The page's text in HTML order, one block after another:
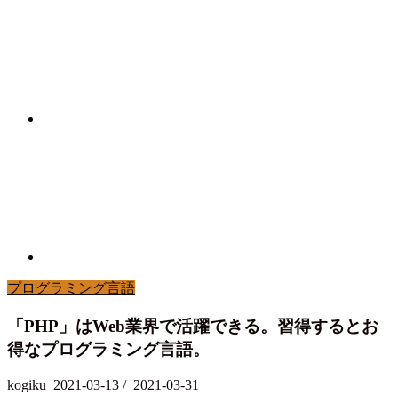
プログラミング言語
「PHP」はWeb業界で活躍できる。習得するとお
得なプログラミング言語。
kogiku 2021-03-13 / 2021-03-31